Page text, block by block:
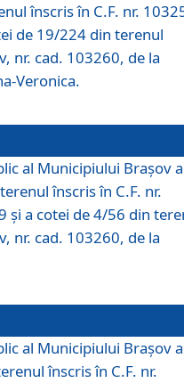
înscris în C.F. nr.
de 19/224 din terenul
nr. cad. 103260, de la
Veronica.
al Municipiului Braşov a
înscris în C.F. nr.
și a cotei de 4/56 din
nr. cad. 103260, de la
al Municipiului Braşov a
înscris în C.F. nr.